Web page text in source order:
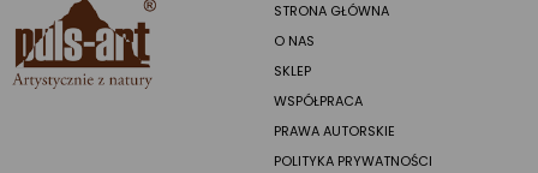
STRONA GŁÓWNA
O NAS
SKLEP
WSPÓŁPRACA
PRAWA AUTORSKIE
POLITYKA PRYWATNOŚCI